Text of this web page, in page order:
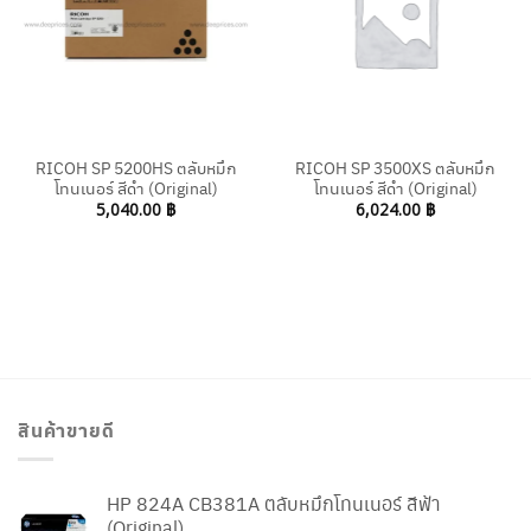
RICOH SP 5200HS ตลับหมึก
โทนเนอร์ สีดำ (Original)
5,040.00 ฿
RICOH SP 3500XS ตลับหมึก
โทนเนอร์ สีดำ (Original)
6,024.00 ฿
สินค้าขายดี
HP 824A CB381A ตลับหมึกโทนเนอร์ สีฟ้า